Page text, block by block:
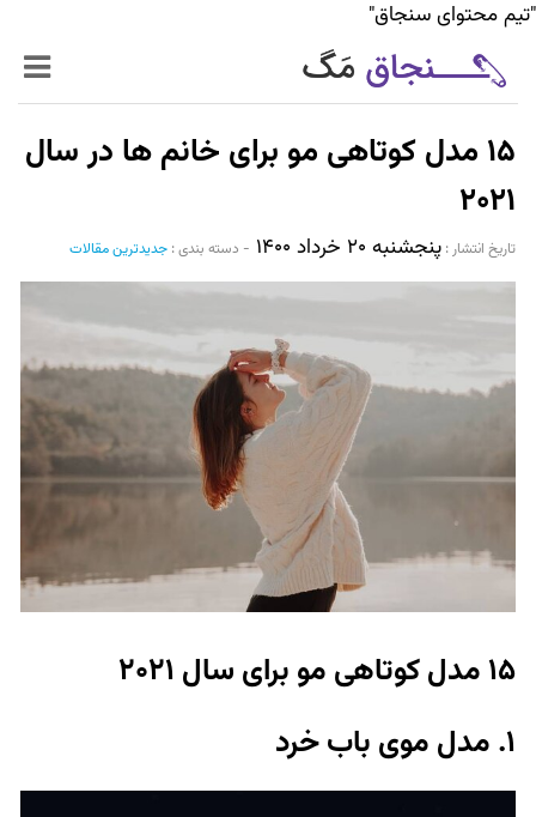
"تیم محتوای سنجاق"
زنده‌تر
سیر تا پیاز خدمات
World Mag
بازار آنلاین سنجاق
۱۵ مدل کوتاهی مو برای خانم ها در سال
۲۰۲۱
تاریخ انتشار :‌ پنجشنبه ۲۰ خرداد ۱۴۰۰ - دسته بندی : جدیدترین مقالات
15 مدل کوتاهی مو برای سال 2021
1. مدل موی باب خرد